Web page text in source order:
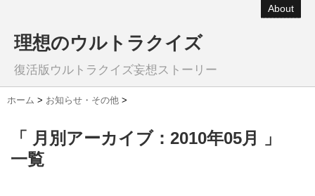
About
理想のウルトラクイズ
復活版ウルトラクイズ妄想ストーリー
ホーム > お知らせ・その他 >
「 月別アーカイブ：2010年05月 」
一覧